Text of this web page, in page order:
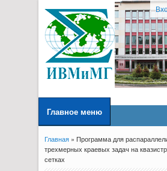
Главное меню
Вы здесь
Главная» Программа для
трехмерных краевых задач на
сетках